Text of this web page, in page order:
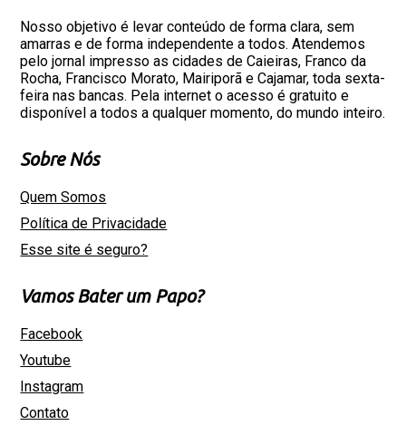
Nosso objetivo é levar conteúdo de forma clara, sem
amarras e de forma independente a todos. Atendemos
pelo jornal impresso as cidades de Caieiras, Franco da
Rocha, Francisco Morato, Mairiporã e Cajamar, toda sexta-
feira nas bancas. Pela internet o acesso é gratuito e
disponível a todos a qualquer momento, do mundo inteiro.
Sobre Nós
Quem Somos
Política de Privacidade
Esse site é seguro?
Vamos Bater um Papo?
Facebook
Youtube
Instagram
Contato